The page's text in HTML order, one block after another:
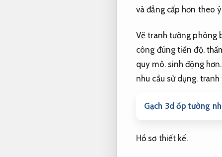
và đẳng cấp hơn theo
Vẽ tranh tường phòng
công đúng tiến độ.
quy mô.sinh động hơn.
nhu cầu sử dụng. tranh
Gạch 3d ốp tường
Hồ sơ thiết kế.